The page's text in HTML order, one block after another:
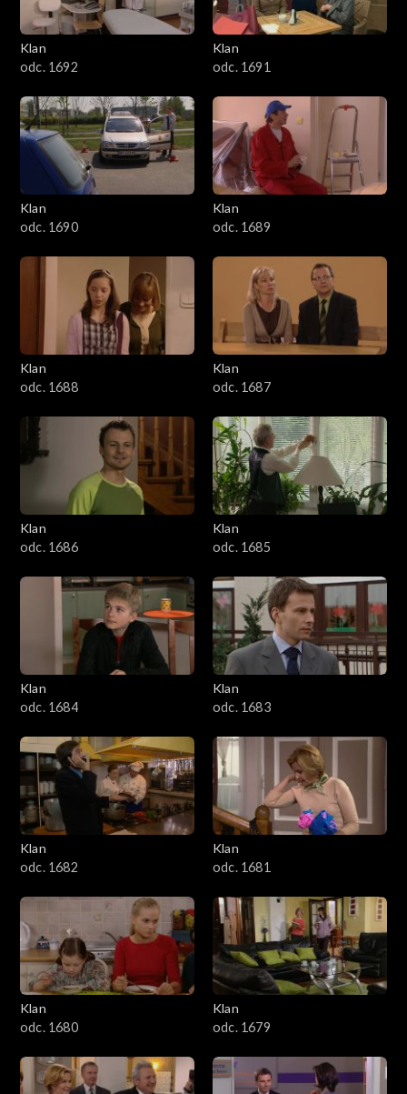
3101–3200
3001–3100
2901–3000
2801–2900
2701–2800
2501–2600
2401–2500
2301–2400
2201–2300
2101–2200
2001–2100
1901–2000
1801–1900
1701–1800
1601–1700
1501–1600
1401–1500
1301–1400
1201–1300
1101–1200
1001–1100
901–1000
801–900
Klan
odc. 1692
Klan
odc. 1691
Klan
odc. 1690
Klan
odc. 1689
Klan
odc. 1688
Klan
odc. 1687
Klan
odc. 1686
Klan
odc. 1685
Klan
odc. 1684
Klan
odc. 1683
Klan
odc. 1682
Klan
odc. 1681
Klan
odc. 1680
Klan
odc. 1679